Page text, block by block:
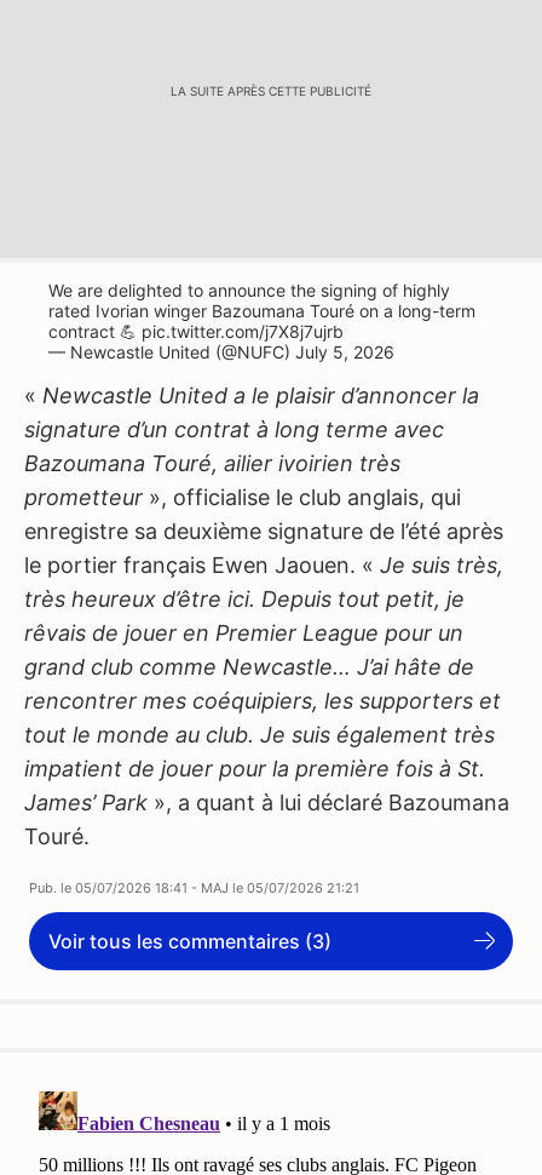
LA SUITE APRÈS CETTE PUBLICITÉ
We are delighted to announce the signing of highly
rated Ivorian winger Bazoumana Touré on a long-term
contract 💪 pic.twitter.com/j7X8j7ujrb
— Newcastle United (@NUFC) July 5, 2026
« Newcastle United a le plaisir d’annoncer la
signature d’un contrat à long terme avec
Bazoumana Touré, ailier ivoirien très
prometteur », officialise le club anglais, qui
enregistre sa deuxième signature de l’été après
le portier français Ewen Jaouen. « Je suis très,
très heureux d’être ici. Depuis tout petit, je
rêvais de jouer en Premier League pour un
grand club comme Newcastle… J’ai hâte de
rencontrer mes coéquipiers, les supporters et
tout le monde au club. Je suis également très
impatient de jouer pour la première fois à St.
James’ Park », a quant à lui déclaré Bazoumana
Touré.
Pub. le 05/07/2026 18:41 - MAJ le 05/07/2026 21:21
Voir tous les commentaires (3)